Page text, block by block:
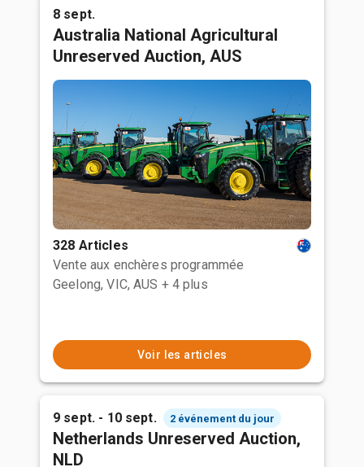
8 sept.
Australia National Agricultural
Unreserved Auction, AUS
328 Articles
Vente aux enchères programmée
Geelong, VIC, AUS + 4 plus
Voir les articles
9 sept. - 10 sept. 2 événement du jour
Netherlands Unreserved Auction,
NLD